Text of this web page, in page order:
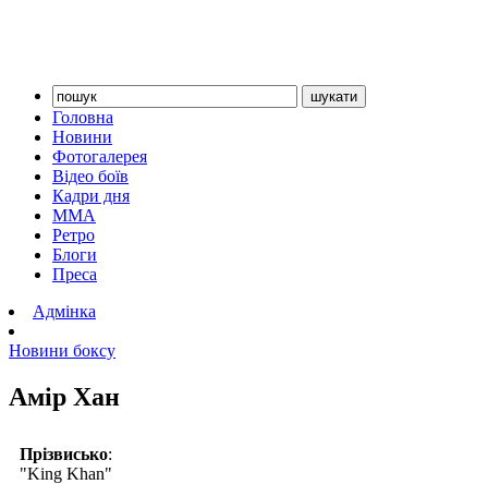
Головна
Новини
Фотогалерея
Відео боїв
Кадри дня
ММА
Ретро
Блоги
Преса
Адмінка
Новини боксу
Амір Хан
Прізвисько:
"King Khan"